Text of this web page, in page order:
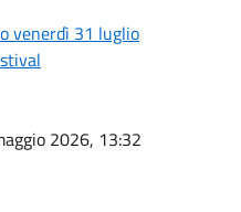
venerdì 31 luglio
2026, 13:32